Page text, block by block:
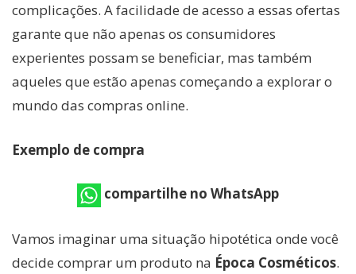
complicações. A facilidade de acesso a essas ofertas
garante que não apenas os consumidores
experientes possam se beneficiar, mas também
aqueles que estão apenas começando a explorar o
mundo das compras online.
Exemplo de compra
compartilhe no WhatsApp
Vamos imaginar uma situação hipotética onde você
decide comprar um produto na Época Cosméticos.